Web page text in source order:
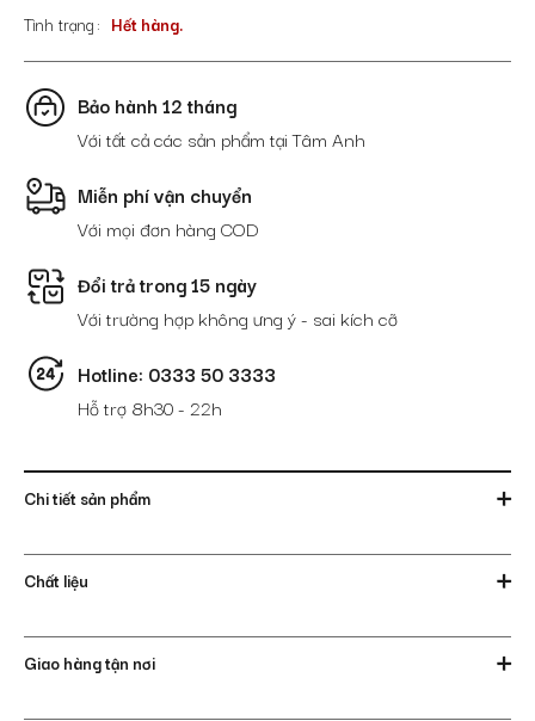
Tình trạng
Hết hàng.
Bảo hành 12 tháng
Với tất cả các sản phẩm tại Tâm Anh
Miễn phí vận chuyển
Với mọi đơn hàng COD
Đổi trả trong 15 ngày
Với trường hợp không ưng ý - sai kích cỡ
Hotline: 0333 50 3333
Hỗ trợ 8h30 - 22h
Chi tiết sản phẩm
Chất liệu
Giao hàng tận nơi